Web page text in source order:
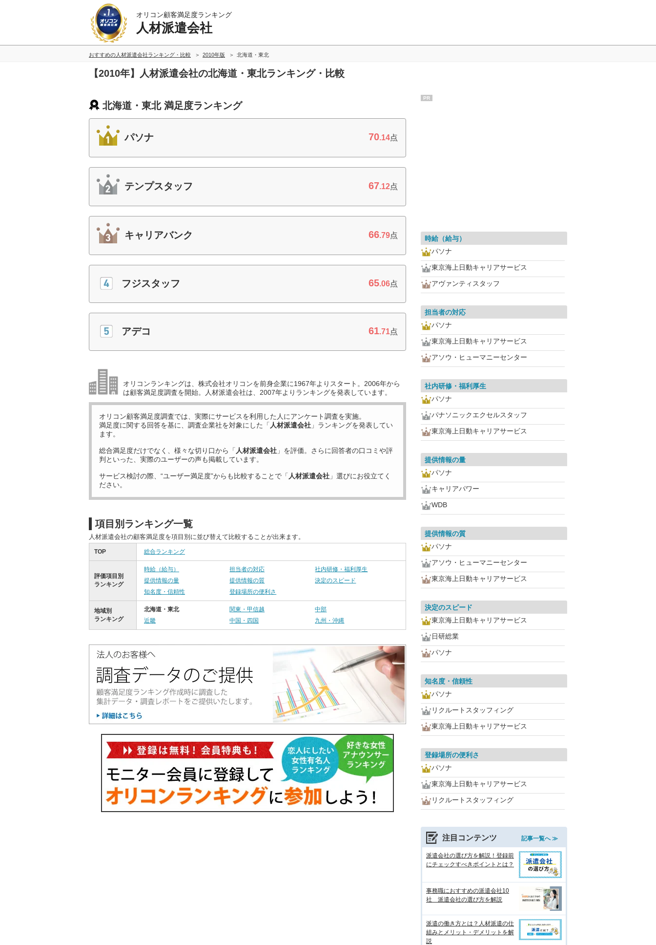
オリコン顧客満足度ランキング
人材派遣会社
おすすめの人材派遣会社ランキング・比較 2010年版 北海道・東北
【2010年】人材派遣会社の北海道・東北ランキング・比較
北海道・東北 満足度ランキング
パソナ 70.14点
テンプスタッフ 67.12点
キャリアバンク 66.79点
フジスタッフ 65.06点
アデコ 61.71点
オリコンランキングは、株式会社オリコンを前身企業に1967年よりスタート。2006年から
は顧客満足度調査を開始。人材派遣会社は、2007年よりランキングを発表しています。
オリコン顧客満足度調査では、実際にサービスを利用した 人にアンケート調査を実施。
満足度に関する回答を基に、調査企業社を対象にした「 人材派遣会社 」ランキングを発表してい
ます。
総合満足度だけでなく、様々な切り口から「 人材派遣会社 」を評価。さらに回答者の口コミや評
判といった、実際のユーザーの声も掲載しています。
サービス検討の際、“ユーザー満足度”からも比較することで「 人材派遣会社 」選びにお役立てく
ださい。
項目別ランキング一覧
人材派遣会社の顧客満足度を項目別に並び替えて比較することが出来ます。
TOP 総合ランキング
評価項目別
ランキング
時給（給与） 担当者の対応
社内研修・福利厚生
提供情報の量
提供情報の質
決定のスピード
知名度・信頼性
登録場所の便利さ
地域別
ランキング
北海道・東北 関東・甲信越
中部
近畿
中国・四国 九州・沖縄
PR
時給（給与）
パソナ
東京海上日動キャリアサービス
アヴァンティスタッフ
担当者の対応
パソナ
東京海上日動キャリアサービス
アソウ・ヒューマニーセンター
社内研修・福利厚生
パソナ
パナソニックエクセルスタッフ
東京海上日動キャリアサービス
提供情報の量
パソナ
キャリアパワー
WDB
提供情報の質
パソナ
アソウ・ヒューマニーセンター
東京海上日動キャリアサービス
決定のスピード
東京海上日動キャリアサービス
日研総業
パソナ
知名度・信頼性
パソナ
リクルートスタッフィング
東京海上日動キャリアサービス
登録場所の便利さ
パソナ
東京海上日動キャリアサービス
リクルートスタッフィング
注目コンテンツ 記事一覧へ ≫
派遣会社の選び方を解説！登録前
にチェックすべきポイントとは？
事務職におすすめの派遣会社10
社 派遣会社の選び方を解説
派遣の働き方とは？人材派遣の仕
組みとメリット・デメリットを解
説